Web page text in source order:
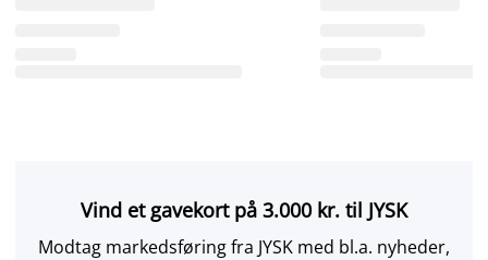
Vind et gavekort på 3.000 kr. til JYSK
Modtag markedsføring fra JYSK med bl.a. nyheder,